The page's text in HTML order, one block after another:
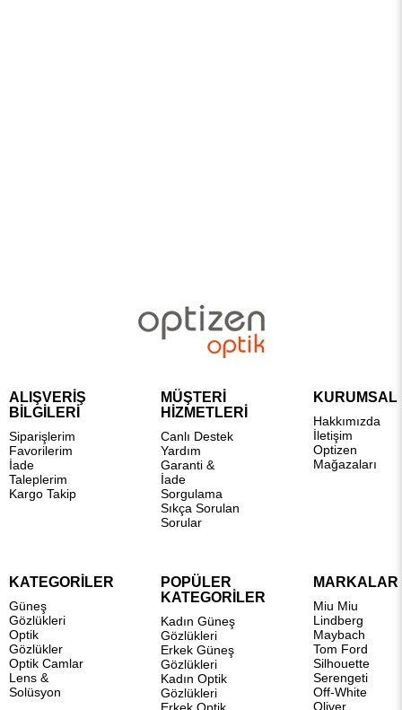
ALIŞVERİŞ
BİLGİLERİ
Siparişlerim
Favorilerim
İade
Taleplerim
Kargo Takip
MÜŞTERİ
HİZMETLERİ
Canlı Destek
Yardım
Garanti &
İade
Sorgulama
Sıkça Sorulan
Sorular
KURUMSAL
Hakkımızda
İletişim
Optizen
Mağazaları
KATEGORİLER
Güneş
Gözlükleri
Optik
Gözlükler
Optik Camlar
Lens &
Solüsyon
POPÜLER
KATEGORİLER
Kadın Güneş
Gözlükleri
Erkek Güneş
Gözlükleri
Kadın Optik
Gözlükleri
MARKALAR
Miu Miu
Lindberg
Maybach
Tom Ford
Silhouette
Serengeti
Off-White
Oliver